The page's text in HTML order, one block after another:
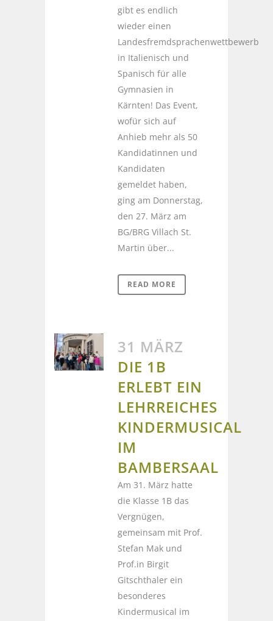
gibt es endlich
wieder einen
Landesfremdsprachenwettbewerb
in Italienisch und
Spanisch für alle
Gymnasien in
Kärnten! Das Event,
wofür sich auf
Anhieb mehr als 50
Kandidatinnen und
Kandidaten
gemeldet haben,
ging am Donnerstag,
den 27. März am
BG/BRG Villach St.
Martin über...
READ MORE
31 MÄRZ
DIE 1B
ERLEBT EIN
LEHRREICHES
KINDERMUSICAL
IM
BAMBERSAAL
Am 31. März hatte
die Klasse 1B das
Vergnügen,
gemeinsam mit Prof.
Stefan Mak und
Prof.in Birgit
Gitschthaler ein
besonderes
Kindermusical im